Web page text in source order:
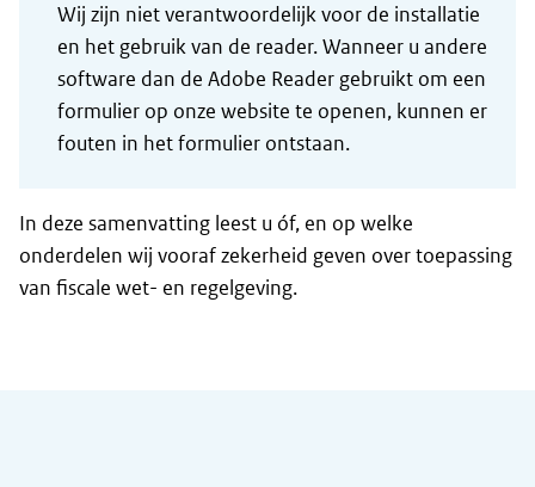
Wij zijn niet verantwoordelijk voor de installatie
en het gebruik van de reader. Wanneer u andere
software dan de Adobe Reader gebruikt om een
formulier op onze website te openen, kunnen er
fouten in het formulier ontstaan.
In deze samenvatting leest u óf, en op welke
onderdelen wij vooraf zekerheid geven over toepassing
van fiscale wet- en regelgeving.